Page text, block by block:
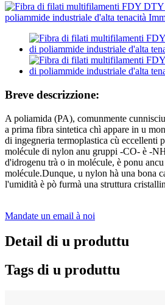
Breve descrizzione:
A poliamida (PA), comunmente
a prima fibra sintetica chì appare in u
di ingegneria termoplastica cù eccellenti
molécule di nylon anu gruppi -CO- è -
d'idrogenu trà o in molécule, è ponu
molécule.Dunque, u nylon hà una bona
l'umidità è pò furmà una struttura
Mandate un email à noi
Detail di u produttu
Tags di u produttu